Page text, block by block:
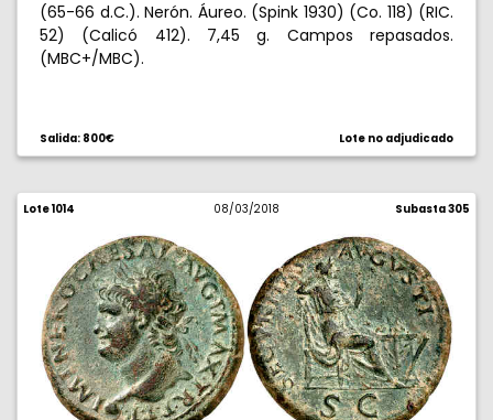
(65-66 d.C.). Nerón. Áureo. (Spink 1930) (Co. 118) (RIC.
52) (Calicó 412). 7,45 g. Campos repasados.
(MBC+/MBC).
Salida: 800€ Lote no adjudicado
Lote 1014 08/03/2018 Subasta 305